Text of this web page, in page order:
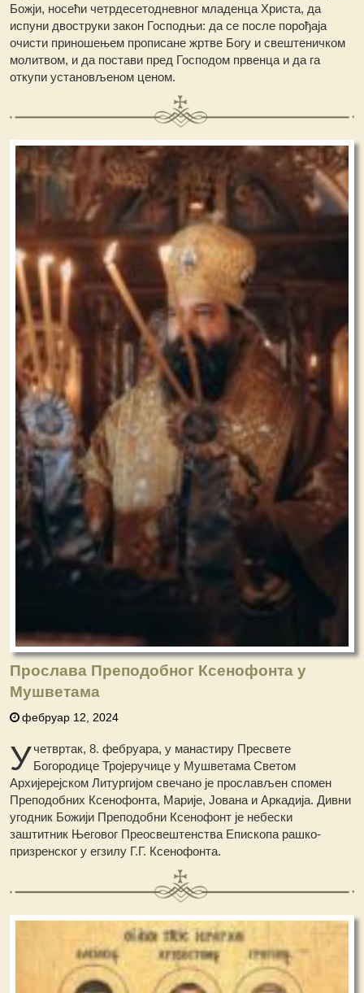
Божји, носећи четрдесетодневног младенца Христа, да
испуни двоструки закон Господњи: да се после порођаја
очисти приношењем прописане жртве Богу и свештеничком
молитвом, и да постави пред Господом првенца и да га
откупи установљеном ценом.
Прослава Преподобног Ксенофонта у
Мушветама
фебруар 12, 2024
Учетвртак, 8. фебруара, у манастиру Пресвете
Богородице Тројеручице у Мушветама Светом
Архијерејском Литургијом свечано је прослављен спомен
Преподобних Ксенофонта, Марије, Јована и Аркадија. Дивни
угодник Божији Преподобни Ксенофонт је небески
заштитник Његовог Преосвештенства Епископа рашко-
призренског у егзилу Г.Г. Ксенофонта.